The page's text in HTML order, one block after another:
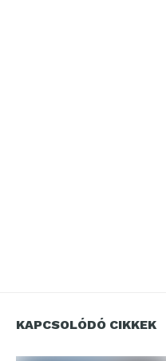
KAPCSOLÓDÓ CIKKEK